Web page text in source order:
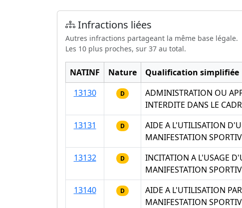
Infractions liées
Autres infractions partageant la même base légale.
Les 10 plus proches, sur 37 au total.
NATINF Nature
Qualification simplifiée
13130
D
ADMINISTRATION OU
INTERDITE DANS LE
13131
D
AIDE A L'UTILISATION
MANIFESTATION
13132
D
INCITATION A L'USAGE
MANIFESTATION
13140
D
AIDE A L'UTILISATION
MANIFESTATION